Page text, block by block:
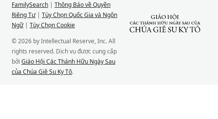
FamilySearch | Thông Báo về Quyền
Riêng Tư| Tùy Chọn Quốc Gia và Ngôn
Ngữ| Tùy Chọn Cookie
© 2026 by Intellectual Reserve, Inc. All
rights reserved. Dịch vụ được cung cấp
bởi Giáo Hội Các Thánh Hữu Ngày Sau
của Chúa Giê Su Ky Tô.